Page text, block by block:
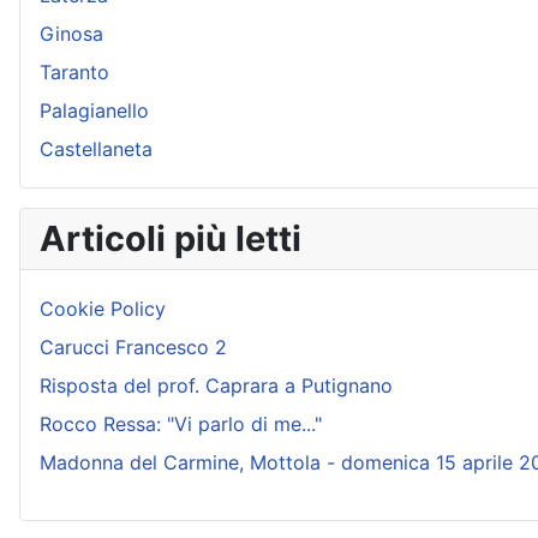
Ginosa
Taranto
Palagianello
Castellaneta
Articoli più letti
Cookie Policy
Carucci Francesco 2
Risposta del prof. Caprara a Putignano
Rocco Ressa: "Vi parlo di me..."
Madonna del Carmine, Mottola - domenica 15 aprile